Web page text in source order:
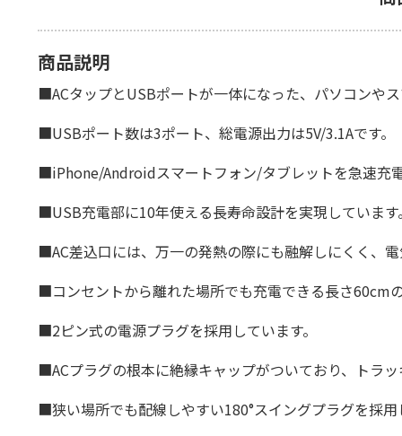
商品説明
■ACタップとUSBポートが一体になった、パソコンや
■USBポート数は3ポート、総電源出力は5V/3.1Aです。
■iPhone/Androidスマートフォン/タブレットを急速充電
■USB充電部に10年使える長寿命設計を実現していま
■AC差込口には、万一の発熱の際にも融解しにくく、
■コンセントから離れた場所でも充電できる長さ60cm
■2ピン式の電源プラグを採用しています。
■ACプラグの根本に絶縁キャップがついており、トラ
■狭い場所でも配線しやすい180°スイングプラグを採用